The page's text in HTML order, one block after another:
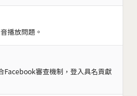
播放問題。
Facebook審查機制，登入具名貢獻